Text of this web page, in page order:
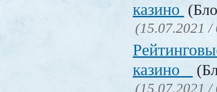
казино
(15.07.2021 /
казино
(15.07.2021 /